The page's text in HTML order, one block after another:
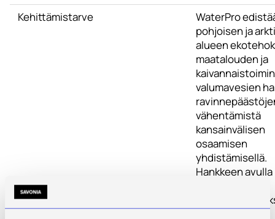
Kehittämistarve
WaterPro
pohjoisen ja
alueen
maatalouden ja
valumavesien
vähentämistä
kansainvälisen
osaamisen
yhdistämisellä.
Hankkeen avulla
aiheuttamiin